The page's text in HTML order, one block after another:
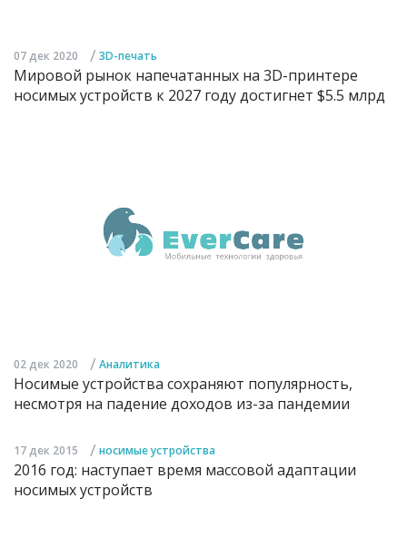
07 дек 2020 / 3D-печать
Мировой рынок напечатанных на 3D-принтере
носимых устройств к 2027 году достигнет $5.5 млрд
02 дек 2020 / Аналитика
Носимые устройства сохраняют популярность,
несмотря на падение доходов из-за пандемии
17 дек 2015 / носимые устройства
2016 год: наступает время массовой адаптации
носимых устройств